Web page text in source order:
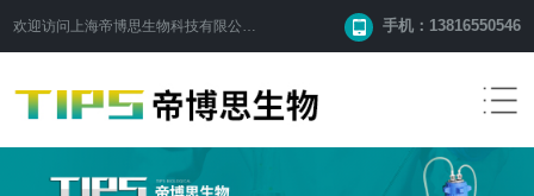
欢迎访问 上海帝博思生物科技有限公司 手机：13816550546